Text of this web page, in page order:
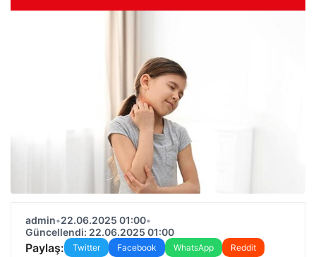
admin•22.06.2025 01:00•
Güncellendi: 22.06.2025 01:00
Paylaş: Twitter Facebook WhatsApp
Reddit